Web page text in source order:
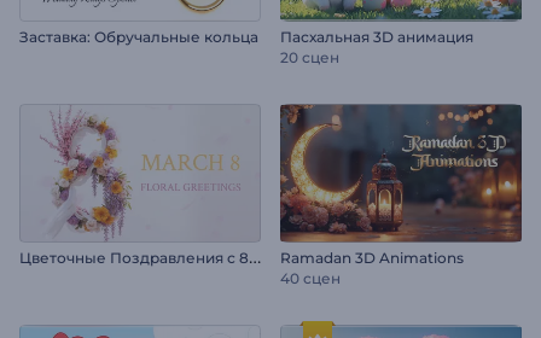
Заставка: Обручальные кольца
Пасхальная 3D анимация
20 сцен
Ц
веточные Поздравления с 8 Марта
Ramadan 3D Animations
40 сцен